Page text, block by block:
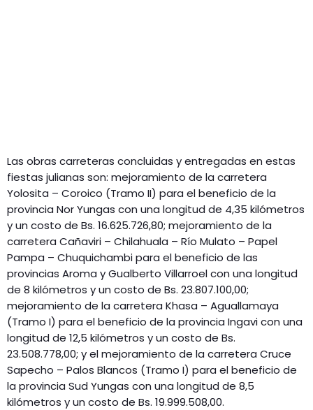
Las obras carreteras concluidas y entregadas en estas
fiestas julianas son: mejoramiento de la carretera
Yolosita – Coroico (Tramo II) para el beneficio de la
provincia Nor Yungas con una longitud de 4,35 kilómetros
y un costo de Bs. 16.625.726,80; mejoramiento de la
carretera Cañaviri – Chilahuala – Río Mulato – Papel
Pampa – Chuquichambi para el beneficio de las
provincias Aroma y Gualberto Villarroel con una longitud
de 8 kilómetros y un costo de Bs. 23.807.100,00;
mejoramiento de la carretera Khasa – Aguallamaya
(Tramo I) para el beneficio de la provincia Ingavi con una
longitud de 12,5 kilómetros y un costo de Bs.
23.508.778,00; y el mejoramiento de la carretera Cruce
Sapecho – Palos Blancos (Tramo I) para el beneficio de
la provincia Sud Yungas con una longitud de 8,5
kilómetros y un costo de Bs. 19.999.508,00.